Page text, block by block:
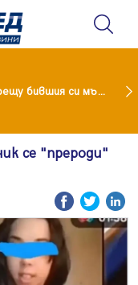
Глория изригна срещу бившия си мъж: Беше със 120-килограмова жена! Искаше бърза печалба...
се "прероди"